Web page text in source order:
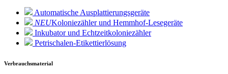
Automatische Ausplattierungsgeräte
NEUKoloniezähler und Hemmhof-Lesegeräte
Inkubator und Echtzeitkoloniezähler
Petrischalen-Etikettierlösung
Verbrauchsmaterial